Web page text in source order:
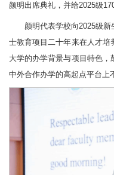
颜明出席典礼，并给2025级
颜明代表学校向2025级
士教育项目二十年来在人才
大学的办学背景与项目特色
中外合作办学的高起点平台上